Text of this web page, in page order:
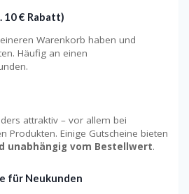
10 € Rabatt)
Warenkorb haben und
Häufig an einen
attraktiv – vor allem bei
Produkten. Einige Gutscheine bieten
unabhängig vom Bestellwert.
für Neukunden